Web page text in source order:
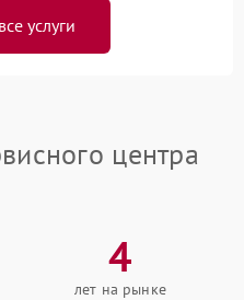
услуги
центра
4
лет на рынке